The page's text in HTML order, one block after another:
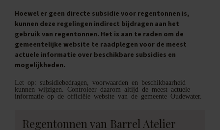
Hoewel er geen directe subsidie voor regentonnen is,
kunnen deze regelingen indirect bijdragen aan het
gebruik van regentonnen. Het is aan te raden om de
gemeentelijke website te raadplegen voor de meest
actuele informatie over beschikbare subsidies en
mogelijkheden.
Let op: subsidiebedragen, voorwaarden en beschikbaarheid
kunnen wijzigen. Controleer daarom altijd de meest actuele
informatie op de officiële website van de gemeente Oudewater.
Regentonnen van Barrel Atelier